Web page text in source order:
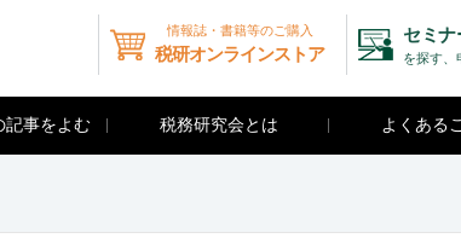
情報誌・書籍等のご購入
税研オンラインストア
セミナ
を探す、
記事をよむ 税務研究会とは よくある